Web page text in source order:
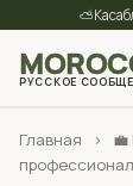
⛅
РУССКОЕ
Главная ›